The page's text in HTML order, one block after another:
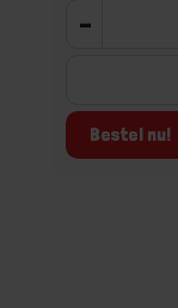
-
Bestel nu!